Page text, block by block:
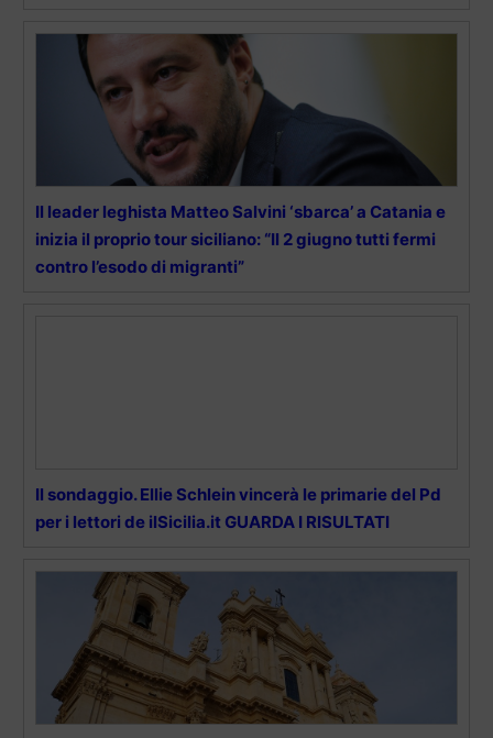
Il leader leghista Matteo Salvini ‘sbarca’ a Catania e
inizia il proprio tour siciliano: “Il 2 giugno tutti fermi
contro l’esodo di migranti”
Il sondaggio. Ellie Schlein vincerà le primarie del Pd
per i lettori de ilSicilia.it GUARDA I RISULTATI